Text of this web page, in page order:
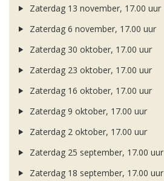
Zaterdag 13 november, 17.00 uur
Zaterdag 6 november, 17.00 uur
Zaterdag 30 oktober, 17.00 uur
Zaterdag 23 oktober, 17.00 uur
Zaterdag 16 oktober, 17.00 uur
Zaterdag 9 oktober, 17.00 uur
Zaterdag 2 oktober, 17.00 uur
Zaterdag 25 september, 17.00 uur
Zaterdag 18 september, 17.00 uur